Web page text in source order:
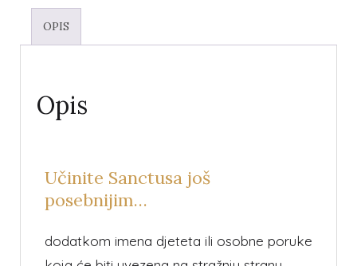
OPIS
Opis
Učinite Sanctusa još
posebnijim…
dodatkom imena djeteta ili osobne poruke